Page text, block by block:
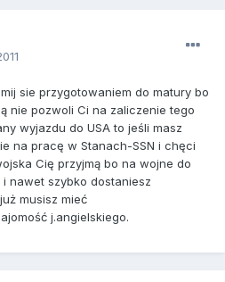
sie przygotowaniem do matury bo
nie pozwoli Ci na zaliczenie tego
wyjazdu do USA to jeśli masz
na pracę w Stanach-SSN i chęci
Cię przyjmą bo na wojne do
nawet szybko dostaniesz
musisz mieć
j.angielskiego.